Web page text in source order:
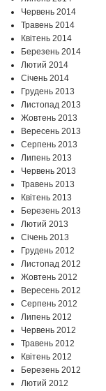
Червень 2014
Травень 2014
Квітень 2014
Березень 2014
Лютий 2014
Січень 2014
Грудень 2013
Листопад 2013
Жовтень 2013
Вересень 2013
Серпень 2013
Липень 2013
Червень 2013
Травень 2013
Квітень 2013
Березень 2013
Лютий 2013
Січень 2013
Грудень 2012
Листопад 2012
Жовтень 2012
Вересень 2012
Серпень 2012
Липень 2012
Червень 2012
Травень 2012
Квітень 2012
Березень 2012
Лютий 2012